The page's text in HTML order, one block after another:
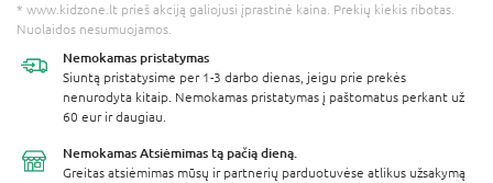
* www.kidzone.lt prieš akciją galiojusi įprastinė kaina. Prekių kiekis ribotas.
Nuolaidos nesumuojamos.
Nemokamas pristatymas
Siuntą pristatysime per 1-3 darbo dienas, jeigu prie prekės
nenurodyta kitaip. Nemokamas pristatymas į paštomatus perkant už
60 eur ir daugiau.
Nemokamas Atsiėmimas tą pačią dieną.
Greitas atsiėmimas mūsų ir partnerių parduotuvėse atlikus užsakymą